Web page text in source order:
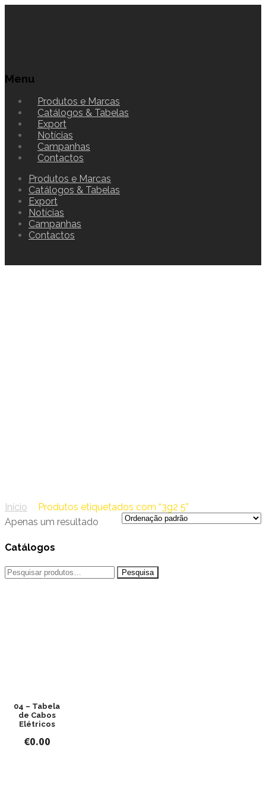
Menu
Produtos e Marcas
Catálogos & Tabelas
Export
Notícias
Campanhas
Contactos
Produtos e Marcas
Catálogos & Tabelas
Export
Notícias
Campanhas
Contactos
Início
Produtos etiquetados com “3g2 5”
Apenas um resultado
Catálogos
Pesquisar
por:
04 – Tabela
de Cabos
Elétricos
€0.00